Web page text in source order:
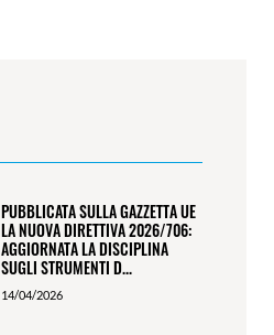
PUBBLICATA SULLA GAZZETTA UE
LA NUOVA DIRETTIVA 2026/706:
AGGIORNATA LA DISCIPLINA
SUGLI STRUMENTI D...
14/04/2026